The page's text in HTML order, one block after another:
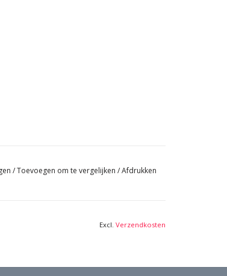
/Toevoegen om te vergelijken /Afdrukken
Excl. Verzendkosten